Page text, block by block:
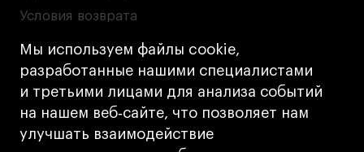
Мы используем файлы cookie,
разработанные нашими специалистами
и третьими лицами для анализа событий
на нашем веб‑сайте, что позволяет нам
улучшать взаимодействие
Условия возврата
Кредит на образование с господдержкой
Лицензия на осуществление образовательной
деятельности АНО ВО «Универсальный
Университет»
Карта сайта